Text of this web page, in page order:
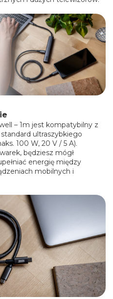
– 1m jest kompatybilny z
ultraszybkiego
100 W, 20 V / 5 A).
będziesz mógł
energię między
mobilnych i